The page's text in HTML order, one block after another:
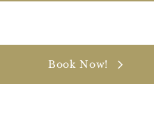
Book Now!